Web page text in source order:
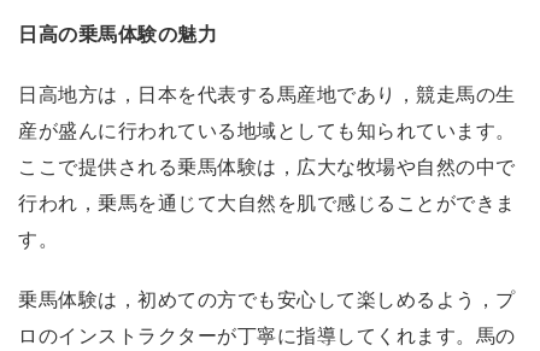
日高の乗馬体験の魅力
日高地方は，日本を代表する馬産地であり，競走馬の生
産が盛んに行われている地域としても知られています。
ここで提供される乗馬体験は，広大な牧場や自然の中で
行われ，乗馬を通じて大自然を肌で感じることができま
す。
乗馬体験は，初めての方でも安心して楽しめるよう，プ
ロのインストラクターが丁寧に指導してくれます。馬の